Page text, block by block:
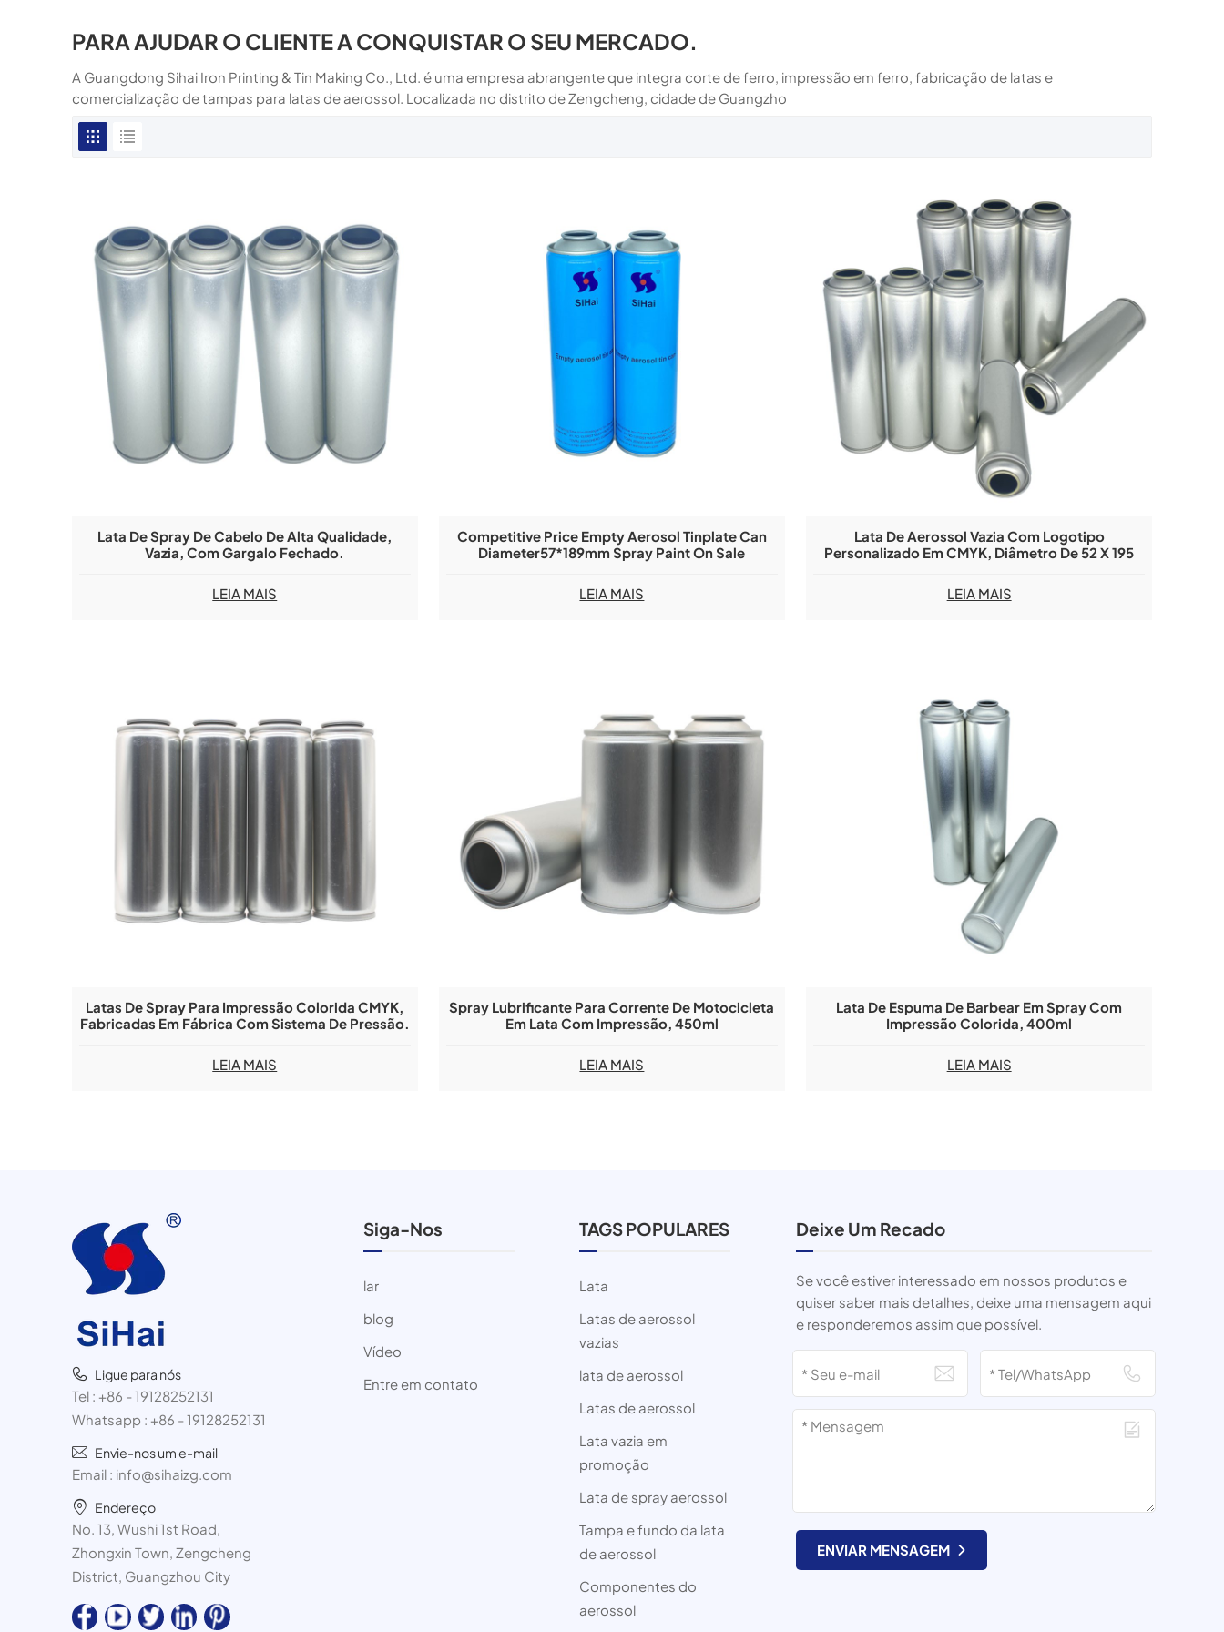
PARA AJUDAR O CLIENTE A CONQUISTAR O SEU MERCADO.
A Guangdong Sihai Iron Printing & Tin Making Co., Ltd. é uma empresa abrangente que integra corte de ferro, impressão em ferro, fabricação de latas e
comercialização de tampas para latas de aerossol. Localizada no distrito de Zengcheng, cidade de Guangzho
Lata De Spray De Cabelo De Alta Qualidade,
Vazia, Com Gargalo Fechado.
LEIA MAIS
Competitive Price Empty Aerosol Tinplate Can
Diameter57*189mm Spray Paint On Sale
LEIA MAIS
Lata De Aerossol Vazia Com Logotipo
Personalizado Em CMYK, Diâmetro De 52 X 195
Alto Desempenho.
LEIA MAIS
Latas De Spray Para Impressão Colorida CMYK,
Fabricadas Em Fábrica Com Sistema De Pressão.
LEIA MAIS
Spray Lubrificante Para Corrente De Motocicleta
Em Lata Com Impressão, 450ml
LEIA MAIS
Lata De Espuma De Barbear Em Spray Com
Impressão Colorida, 400ml
LEIA MAIS
Ligue para nós
Tel : +86 - 19128252131
Whatsapp : +86 - 19128252131
Envie-nos um e-mail
Email : info@sihaizg.com
Endereço
No. 13, Wushi 1st Road,
Zhongxin Town, Zengcheng
District, Guangzhou City
Siga-Nos
lar
blog
Vídeo
Entre em contato
TAGS POPULARES
Lata
Latas de aerossol
vazias
lata de aerossol
Latas de aerossol
Lata vazia em
promoção
Lata de spray aerossol
Tampa e fundo da lata
de aerossol
Componentes do
aerossol
Deixe Um Recado
Se você estiver interessado em nossos produtos e
quiser saber mais detalhes, deixe uma mensagem aqui
e responderemos assim que possível.
ENVIAR MENSAGEM